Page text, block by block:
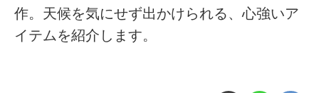
作。天候を気にせず出かけられる、心強いア
イテムを紹介します。